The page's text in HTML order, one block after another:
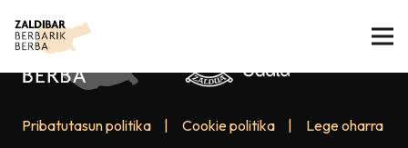
Pribatutasun politika Cookie politika Lege oharra